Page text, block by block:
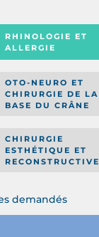
RHINOLOGIE ET
ALLERGIE
OTO-NEURO ET
CHIRURGIE DE LA
BASE DU CRÂNE
CHIRURGIE
ESTHÉTIQUE ET
RECONSTRUCTIVE
demandés